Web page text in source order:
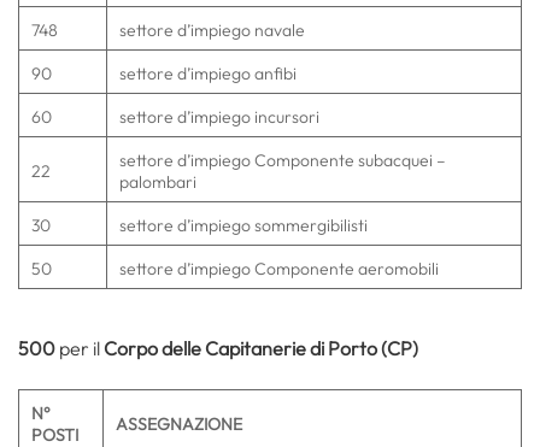
748
settore d’impiego navale
90
settore d’impiego anfibi
60
settore d’impiego incursori
22
settore d’impiego Componente subacquei –
palombari
30
settore d’impiego sommergibilisti
50
settore d’impiego Componente aeromobili
500 per il Corpo delle Capitanerie di Porto (CP)
N°
POSTI
ASSEGNAZIONE